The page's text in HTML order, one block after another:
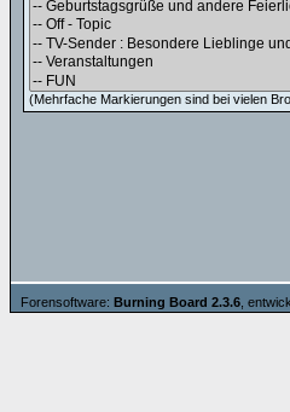
(Mehrfache Markierungen sind bei vielen
Forensoftware: Burning Board 2.3.6 ,